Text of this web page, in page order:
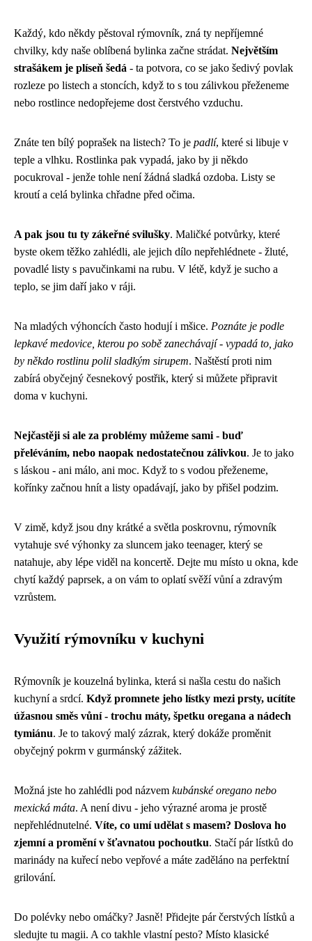
Každý, kdo někdy pěstoval rýmovník, zná ty nepříjemné
chvilky, kdy naše oblíbená bylinka začne strádat. Největším
strašákem je plíseň šedá - ta potvora, co se jako šedivý povlak
rozleze po listech a stoncích, když to s tou zálivkou přeženeme
nebo rostlince nedopřejeme dost čerstvého vzduchu.
Znáte ten bílý poprašek na listech? To je padlí, které si libuje v
teple a vlhku. Rostlinka pak vypadá, jako by ji někdo
pocukroval - jenže tohle není žádná sladká ozdoba. Listy se
kroutí a celá bylinka chřadne před očima.
A pak jsou tu ty zákeřné svilušky. Maličké potvůrky, které
byste okem těžko zahlédli, ale jejich dílo nepřehlédnete - žluté,
povadlé listy s pavučinkami na rubu. V létě, když je sucho a
teplo, se jim daří jako v ráji.
Na mladých výhoncích často hodují i mšice. Poznáte je podle
lepkavé medovice, kterou po sobě zanechávají - vypadá to, jako
by někdo rostlinu polil sladkým sirupem. Naštěstí proti nim
zabírá obyčejný česnekový postřik, který si můžete připravit
doma v kuchyni.
Nejčastěji si ale za problémy můžeme sami - buď
přeléváním, nebo naopak nedostatečnou zálivkou. Je to jako
s láskou - ani málo, ani moc. Když to s vodou přeženeme,
kořínky začnou hnít a listy opadávají, jako by přišel podzim.
V zimě, když jsou dny krátké a světla poskrovnu, rýmovník
vytahuje své výhonky za sluncem jako teenager, který se
natahuje, aby lépe viděl na koncertě. Dejte mu místo u okna, kde
chytí každý paprsek, a on vám to oplatí svěží vůní a zdravým
vzrůstem.
Využití rýmovníku v kuchyni
Rýmovník je kouzelná bylinka, která si našla cestu do našich
kuchyní a srdcí. Když promnete jeho lístky mezi prsty, ucítíte
úžasnou směs vůní - trochu máty, špetku oregana a nádech
tymiánu. Je to takový malý zázrak, který dokáže proměnit
obyčejný pokrm v gurmánský zážitek.
Možná jste ho zahlédli pod názvem kubánské oregano nebo
mexická máta. A není divu - jeho výrazné aroma je prostě
nepřehlédnutelné. Víte, co umí udělat s masem? Doslova ho
zjemní a promění v šťavnatou pochoutku. Stačí pár lístků do
marinády na kuřecí nebo vepřové a máte zaděláno na perfektní
grilování.
Do polévky nebo omáčky? Jasně! Přidejte pár čerstvých lístků a
sledujte tu magii. A co takhle vlastní pesto? Místo klasické